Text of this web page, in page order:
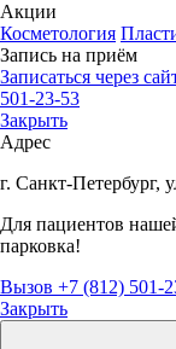
Акции
Косметология
Запись на приём
Записаться через
501-23-53
Закрыть
Адрес
г. Санкт-Петербург,
Для пациентов
парковка!
Вызов +7 (812) 501-
Закрыть